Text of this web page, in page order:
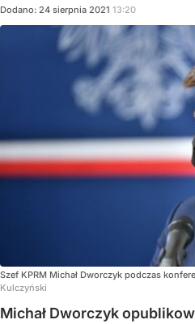
Dodano: 24 sierpnia 2021 13:20
Szef KPRM Michał Dworczyk podczas
Kulczyński
Michał Dworczyk